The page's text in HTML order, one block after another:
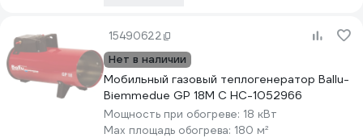
15490622
Нет в наличии
Мобильный газовый теплогенератор Ballu-
Biemmedue GP 18M C НС-1052966
Мощность при обогреве: 18 кВт
Max площадь обогрева: 180 м²